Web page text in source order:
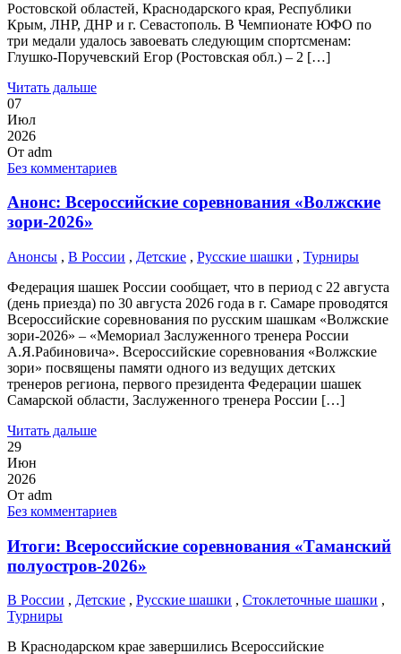
Ростовской областей, Краснодарского края, Республики
Крым, ЛНР, ДНР и г. Севастополь. В Чемпионате ЮФО по
три медали удалось завоевать следующим спортсменам:
Глушко-Поручевский Егор (Ростовская обл.) – 2 […]
Читать дальше
07
Июл
2026
От adm
Без комментариев
Анонс: Всероссийские соревнования «Волжские
зори-2026»
Анонсы , В России , Детские , Русские шашки , Турниры
Федерация шашек России сообщает, что в период с 22 августа
(день приезда) по 30 августа 2026 года в г. Самаре проводятся
Всероссийские соревнования по русским шашкам «Волжские
зори-2026» – «Мемориал Заслуженного тренера России
А.Я.Рабиновича». Всероссийские соревнования «Волжские
зори» посвящены памяти одного из ведущих детских
тренеров региона, первого президента Федерации шашек
Самарской области, Заслуженного тренера России […]
Читать дальше
29
Июн
2026
От adm
Без комментариев
Итоги: Всероссийские соревнования «Таманский
полуостров-2026»
В России , Детские , Русские шашки , Стоклеточные шашки ,
Турниры
В Краснодарском крае завершились Всероссийские